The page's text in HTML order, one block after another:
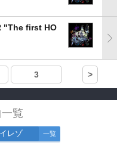
"The first HO
3 >
覧
レゾ 一覧